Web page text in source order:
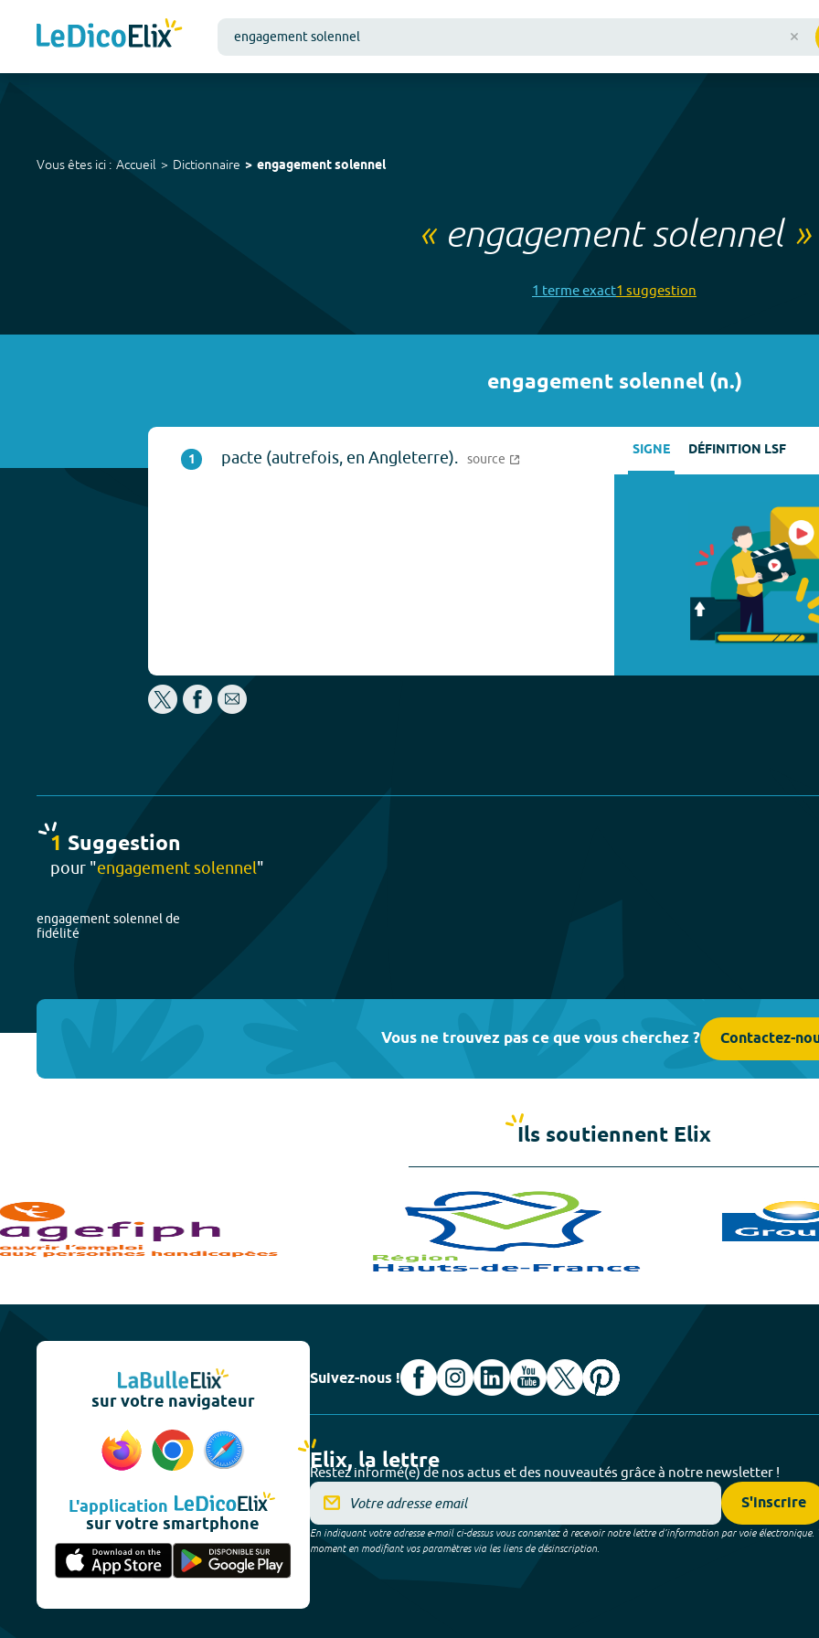
Vous êtes ici : Accueil Dictionnaire engagement solennel
« engagement solennel»
1 termeexact1 suggestion
engagement solennel(n.)
1 pacte (autrefois, en Angleterre). source SIGNE DÉFINITION LSF
1 Suggestion
pour "engagement solennel"
engagement solennel de
fidélité
Vous ne trouvez pas ce que vous cherchez ? Contactez-
Ils soutiennent Elix
sur votre navigateur
L'application
sur votre smartphone
Suivez-nous !
Elix, la lettre
Restez informé(e) de nos actus et des nouveautés grâce à notre newsletter !
S'inscrire
En indiquant votre adresse e-mail ci-dessus vous consentez à recevoir notre lettre d’information par voie électronique.
moment en modifiant vos paramètres via les liens de désinscription.